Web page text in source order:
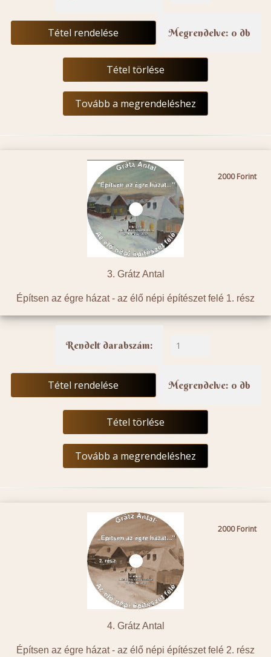
Tétel rendelése Megrendelve: 0 db
Tétel törlése
Tovább a megrendeléshez
3. Grátz Antal
Építsen az égre házat - az élő népi építészet felé 1. rész
2000
Rendelt darabszám:
Tétel rendelése Megrendelve: 0 db
Tétel törlése
Tovább a megrendeléshez
4. Grátz Antal
Építsen az égre házat - az élő népi építészet felé 2. rész
2000